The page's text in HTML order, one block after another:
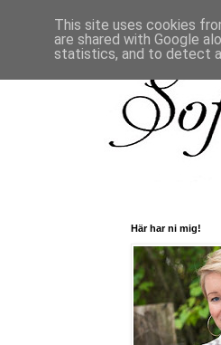
Här har ni mig!
This site uses cookies
are shared with Google
statistics, and to detect